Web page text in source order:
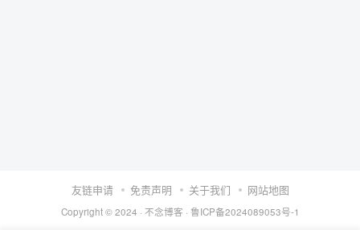
友链申请 免责声明 关于我们 网站地图
Copyright © 2024 · 不念博客 · 鲁ICP备2024089053号-1